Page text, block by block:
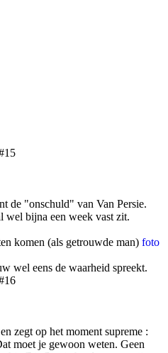
de "onschuld" van Van Persie.
bijna een week vast zit.
komen (als getrouwde man) foto
wel eens de waarheid spreekt.
zegt op het moment supreme :
moet je gewoon weten. Geen